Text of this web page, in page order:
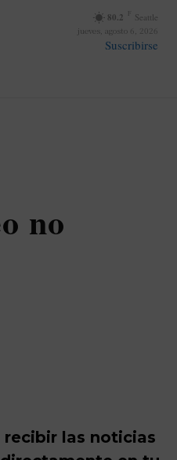
80.2 F
Seattle
jueves, agosto 6, 2026
Suscribirse
no
recibir las noticias